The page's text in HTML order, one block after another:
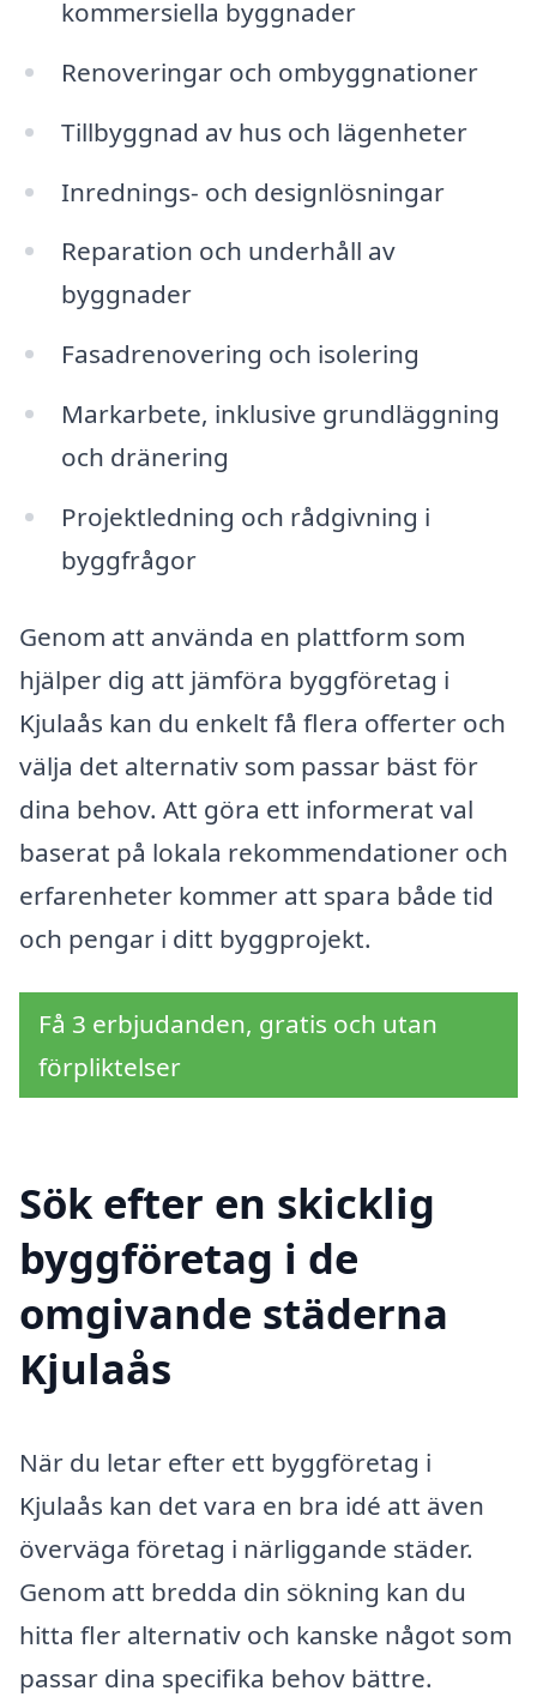
kommersiella byggnader
Renoveringar och ombyggnationer
Tillbyggnad av hus och lägenheter
Inrednings- och designlösningar
Reparation och underhåll av
byggnader
Fasadrenovering och isolering
Markarbete, inklusive grundläggning
och dränering
Projektledning och rådgivning i
byggfrågor
Genom att använda en plattform som
hjälper dig att jämföra byggföretag i
Kjulaås kan du enkelt få flera offerter och
välja det alternativ som passar bäst för
dina behov. Att göra ett informerat val
baserat på lokala rekommendationer och
erfarenheter kommer att spara både tid
och pengar i ditt byggprojekt.
Få 3 erbjudanden, gratis och utan
förpliktelser
Sök efter en skicklig
byggföretag i de
omgivande städerna
Kjulaås
När du letar efter ett byggföretag i
Kjulaås kan det vara en bra idé att även
överväga företag i närliggande städer.
Genom att bredda din sökning kan du
hitta fler alternativ och kanske något som
passar dina specifika behov bättre.